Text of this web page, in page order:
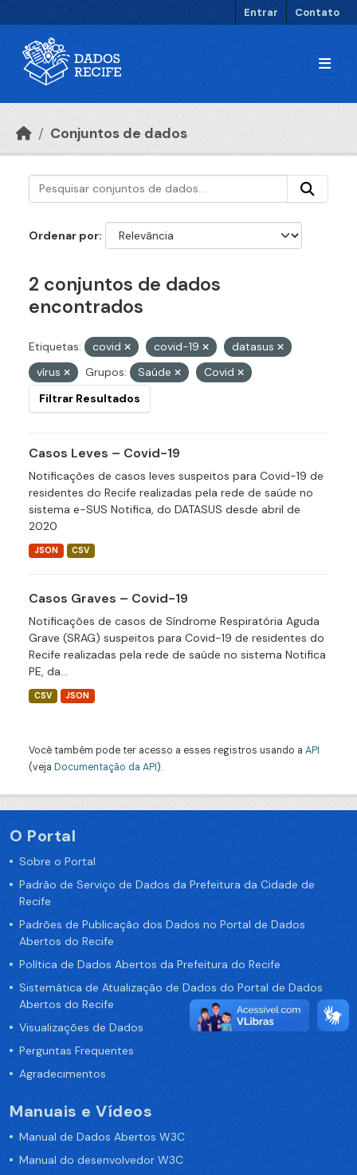
Entrar Contato
Conjuntos de dados
Ordenar por
2 conjuntos de dados
encontrados
Etiquetas: covid covid-19
datasus
vírus
Grupos: Saúde
Covid
Filtrar Resultados
Casos Leves – Covid-19
Notificações de casos leves suspeitos para Covid-19 de
residentes do Recife realizadas pela rede de saúde no
sistema e-SUS Notifica, do DATASUS desde abril de
2020
JSON CSV
Casos Graves – Covid-19
Notificações de casos de Síndrome Respiratória Aguda
Grave (SRAG) suspeitos para Covid-19 de residentes do
Recife realizadas pela rede de saúde no sistema Notifica
PE, da...
CSV JSON
Você também pode ter acesso a esses registros usando a API
(veja Documentação da API).
O Portal
Sobre o Portal
Padrão de Serviço de Dados da Prefeitura da Cidade de
Recife
Padrões de Publicação dos Dados no Portal de Dados
Abertos do Recife
Política de Dados Abertos da Prefeitura do Recife
Sistemática de Atualização de Dados do Portal de Dados
Abertos do Recife
Visualizações de Dados
Perguntas Frequentes
Agradecimentos
Manuais e Vídeos
Manual de Dados Abertos W3C
Manual do desenvolvedor W3C